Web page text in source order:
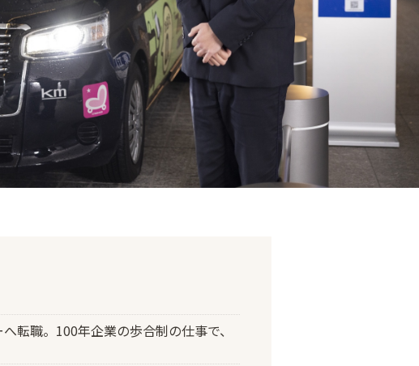
転職。100年企業の歩合制の仕事で、